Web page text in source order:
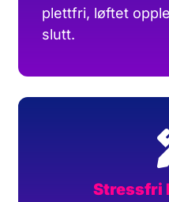
plettfri, løftet
slutt.
Stressfri